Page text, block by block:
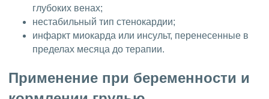
глубоких венах;
нестабильный тип стенокардии;
инфаркт миокарда или инсульт, перенесенные в
пределах месяца до терапии.
Применение при беременности и